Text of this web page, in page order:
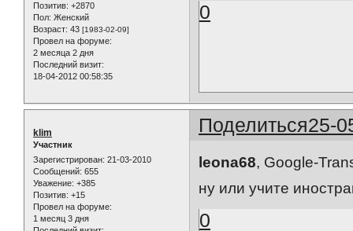
Позитив: +2870
Пол: Женский
Возраст: 43 [1983-02-09]
Провел на форуме:
2 месяца 2 дня
Последний визит:
18-04-2012 00:58:35
0
Поделиться25-
klim
Участник
Зарегистрирован: 21-03-2010
Сообщений: 655
Уважение: +385
Позитив: +15
Провел на форуме:
1 месяц 3 дня
leona68, Google-
ну или учите
0